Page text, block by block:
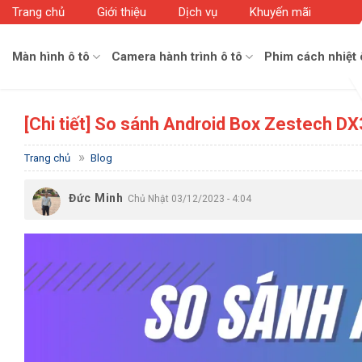
Skip
to
content
Trang chủ Giới thiệu Dịch vụ Khuyến mãi
Màn hình ô tô Camera hành trình ô tô Phim cách nhiệt
[Chi tiết] So sánh Android Box Zestech
Trang chủ » Blog
Đức Minh Chủ Nhật 03/12/2023 - 4:04